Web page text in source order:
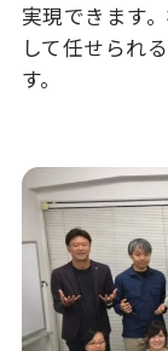
実現できます
して任せられ
す。